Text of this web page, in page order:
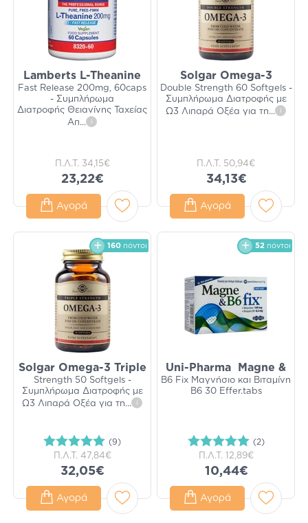
Lamberts L-Theanine
Fast Release 200mg, 60caps
- Συμπλήρωμα
Διατροφής Θειανίνης Ταχείας
Απ... i
Π.Λ.Τ. 34,15€
23,22€
Αγορά
Solgar Omega-3
Double Strength 60 Softgels -
Συμπλήρωμα Διατροφής με
Ω3 Λιπαρά Οξέα για τη... i
Π.Λ.Τ. 50,94€
34,13€
Αγορά
160 πόντοι
Solgar Omega-3 Triple
Strength 50 Softgels -
Συμπλήρωμα Διατροφής με
Ω3 Λιπαρά Οξέα για τη... i
(9)
Π.Λ.Τ. 47,84€
32,05€
Αγορά
52 πόντοι
Uni-Pharma Magne &
B6 Fix Μαγνήσιο και Βιταμίνη
Β6 30 Effer.tabs
(2)
Π.Λ.Τ. 12,89€
10,44€
Αγορά